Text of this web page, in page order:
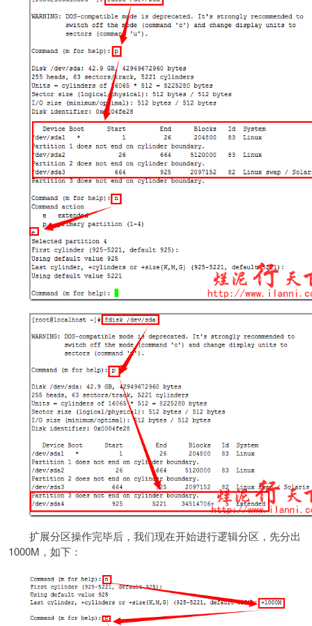
扩展分区操作完毕后，我们现在开始进行逻辑分区，先分出
1000M，如下：